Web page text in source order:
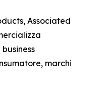
Associated
marchi